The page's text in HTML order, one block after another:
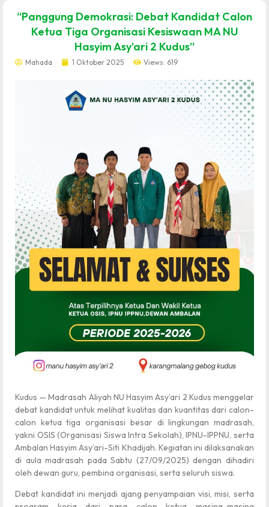
“Panggung Demokrasi: Debat Kandidat Calon
Ketua Tiga Organisasi Kesiswaan MA NU
Hasyim Asy’ari 2 Kudus”
Mahada 1 Oktober 2025 Views: 619
Kudus — Madrasah Aliyah NU Hasyim Asy’ari 2 Kudus menggelar
debat kandidat untuk melihat kualitas dan kuantitas dari calon-
calon ketua tiga organisasi besar di lingkungan madrasah,
yakni OSIS (Organisasi Siswa Intra Sekolah), IPNU-IPPNU, serta
Ambalan Hasyim Asy’ari-Siti Khadijah. Kegiatan ini dilaksanakan
di aula madrasah pada Sabtu (27/09/2025) dengan dihadiri
oleh dewan guru, pembina organisasi, serta seluruh siswa.
Debat kandidat ini menjadi ajang penyampaian visi, misi, serta